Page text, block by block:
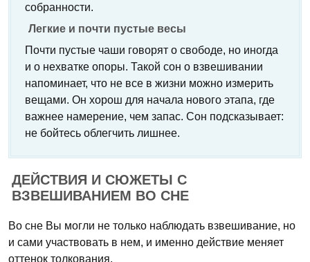
собранности.
Легкие и почти пустые весы
Почти пустые чаши говорят о свободе, но иногда
и о нехватке опоры. Такой сон о взвешивании
напоминает, что не все в жизни можно измерить
вещами. Он хорош для начала нового этапа, где
важнее намерение, чем запас. Сон подсказывает:
не бойтесь облегчить лишнее.
ДЕЙСТВИЯ И СЮЖЕТЫ С
ВЗВЕШИВАНИЕМ ВО СНЕ
Во сне Вы могли не только наблюдать взвешивание, но
и сами участвовать в нем, и именно действие меняет
оттенок толкования.